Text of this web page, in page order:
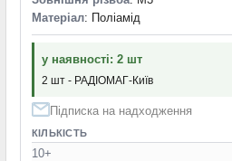
Матеріал: Поліамід
у наявності: 2 шт
2 шт - РАДІОМАГ-Київ
Підписка на надходження
КІЛЬКІСТЬ
10+